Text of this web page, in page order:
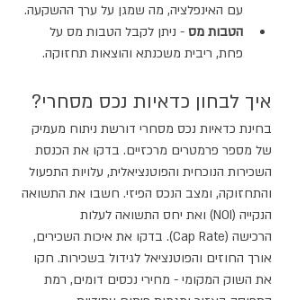
עם האינפלציה, מה שמגן על ערך ההשקעה.
הטבות מס - ניתן לקבל הטבות מס על
פחת, ריבית משכנתא והוצאות תחזוקה.
איך לבחון כדאיות נכס מסחרי?
בחינת כדאיות נכס מסחרי דורשת ניתוח מעמיק
של מספר פרמטרים מרכזיים. בדקו את הכנסת
השכירות הנוכחית והפוטנציאלית, עלויות התפעול
והתחזוקה, ומצב הנכס הפיזי. חשבו את התשואה
הנקייה (NOI) ואת יחס התשואה לעלות
הרכישה (Cap Rate). בדקו את איכות השכירים,
אורך החוזים והפוטנציאל לגידול בשכירות. חקו
את השוק המקומי - מחירי נכסים דומים, רמת